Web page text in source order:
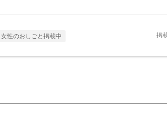
女性のおしごと掲載中 掲